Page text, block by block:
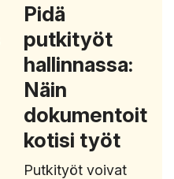
Pidä
putkityöt
hallinnassa:
Näin
dokumentoit
kotisi työt
Putkityöt voivat